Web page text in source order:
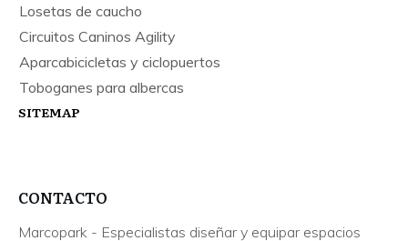
Losetas de caucho
Circuitos Caninos Agility
Aparcabicicletas y ciclopuertos
Toboganes para albercas
SITEMAP
CONTACTO
Marcopark - Especialistas diseñar y equipar espacios